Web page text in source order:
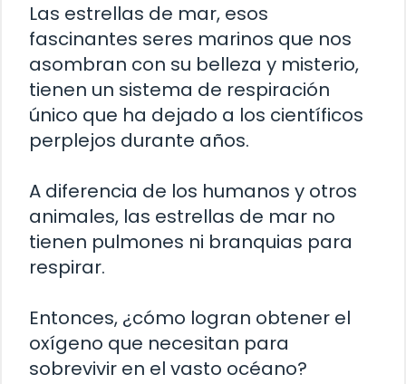
Las estrellas de mar, esos
fascinantes seres marinos que nos
asombran con su belleza y misterio,
tienen un sistema de respiración
único que ha dejado a los científicos
perplejos durante años.
A diferencia de los humanos y otros
animales, las estrellas de mar no
tienen pulmones ni branquias para
respirar.
Entonces, ¿cómo logran obtener el
oxígeno que necesitan para
sobrevivir en el vasto océano?